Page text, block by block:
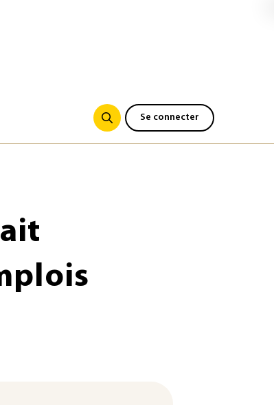
Se connecter